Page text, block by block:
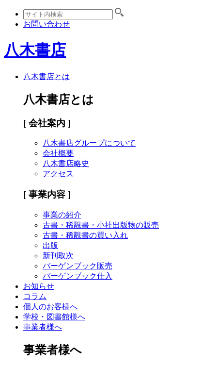
お問い合わせ
八木書店
八木書店とは
八木書店とは
[ 会社案内 ]
八木書店グループについて
会社概要
八木書店略史
アクセス
[ 事業内容 ]
事業の紹介
古書・稀覯書・小社出版物の販売
古書・稀覯書の買い入れ
出版
新刊取次
バーゲンブック販売
バーゲンブック仕入
お知らせ
コラム
個人のお客様へ
学校・図書館様へ
事業者様へ
事業者様へ